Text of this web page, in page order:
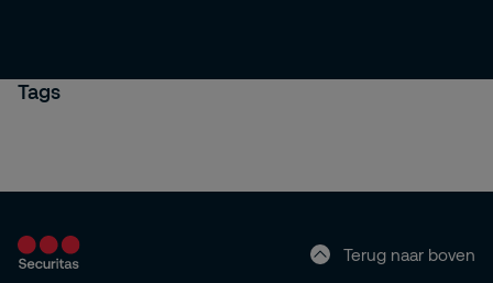
Tags
Terug naar boven